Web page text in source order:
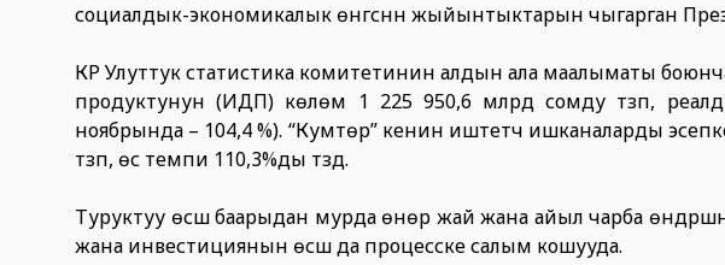
социалдык-экономикалык өнүгүүсүнүн жыйынтыктарын
КР Улуттук статистика комитетинин алдын ала маалыматы
продуктунун (ИДП) көлөмү 1 225 950,6 млрд сомду түзүп,
ноябрында – 104,4 %). “Кумтөр” кенин иштетүүчү ишканаларды
түзүп, өсүү темпи 110,3%ды түздү.
Туруктуу өсүш баарыдан мурда өнөр жай жана айыл чарба
жана инвестициянын өсүшү да процесске салым кошууда.